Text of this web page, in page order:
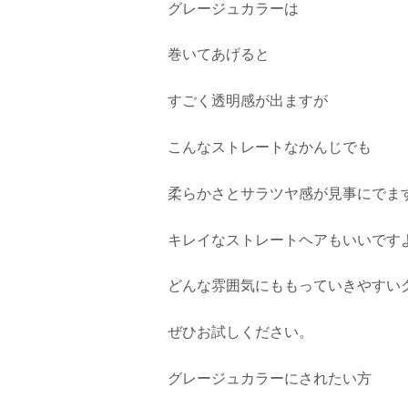
グレージュカラーは
巻いてあげると
すごく透明感が出ますが
こんなストレートなかんじでも
柔らかさとサラツヤ感が見事にでま
キレイなストレートヘアもいいです
どんな雰囲気にももっていきやすい
ぜひお試しください。
グレージュカラーにされたい方